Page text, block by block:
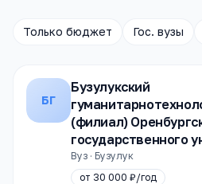
Только бюджет Гос. вузы
БГ
Бузулукский
(филиал)
государственного
Вуз · Бузулук
от 30 000 ₽/год